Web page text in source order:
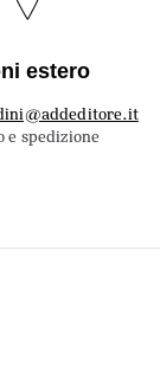
estero
e spedizione